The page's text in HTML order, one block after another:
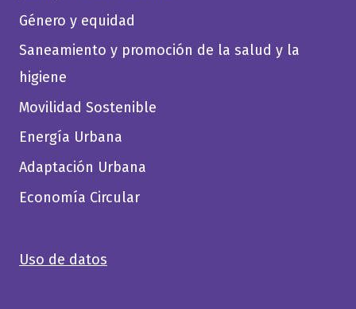
Género y equidad
Saneamiento y promoción de la salud y la
higiene
Movilidad Sostenible
Energía Urbana
Adaptación Urbana
Economía Circular
Uso de datos